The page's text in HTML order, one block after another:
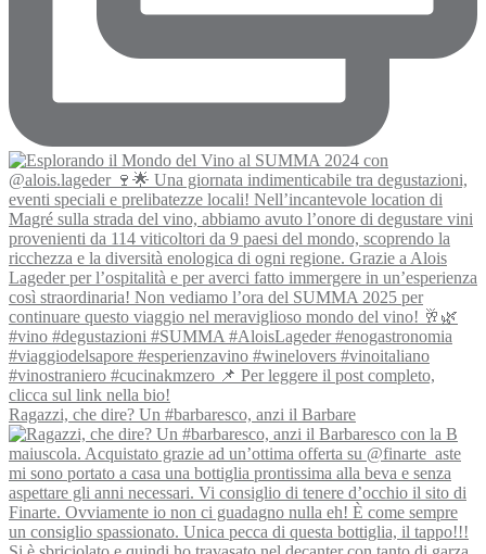
Ragazzi, che dire? Un #barbaresco, anzi il Barbare